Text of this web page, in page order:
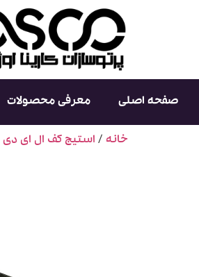
صفحه اصلی معرفی محصولات
خانه / استیج کف ال ای دی